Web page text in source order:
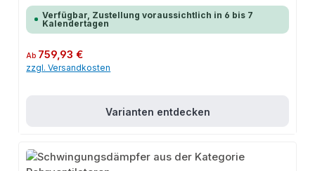
Verfügbar, Zustellung voraussichtlich in 6 bis 7
Kalendertagen
Regulärer Preis:
Ab 759,93 €
zzgl. Versandkosten
Varianten entdecken